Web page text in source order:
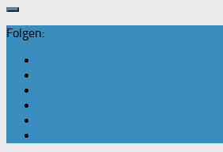
Folgen: